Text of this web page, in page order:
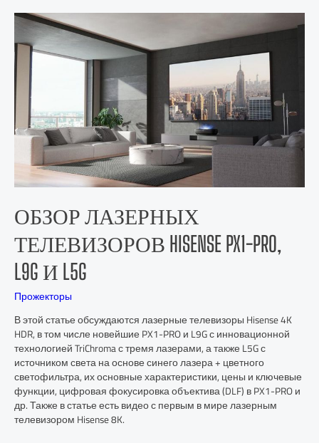
ОБЗОР ЛАЗЕРНЫХ
ТЕЛЕВИЗОРОВ HISENSE PX1-PRO,
L9G И L5G
Прожекторы
В этой статье обсуждаются лазерные телевизоры Hisense 4K
HDR, в том числе новейшие PX1-PRO и L9G с инновационной
технологией TriChroma с тремя лазерами, а также L5G с
источником света на основе синего лазера + цветного
светофильтра, их основные характеристики, цены и ключевые
функции, цифровая фокусировка объектива (DLF) в PX1-PRO и
др. Также в статье есть видео с первым в мире лазерным
телевизором Hisense 8K.